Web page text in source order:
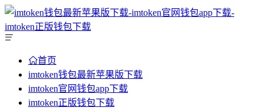
首页
imtoken钱包最新苹果版下载
imtoken官网钱包app下载
imtoken正版钱包下载